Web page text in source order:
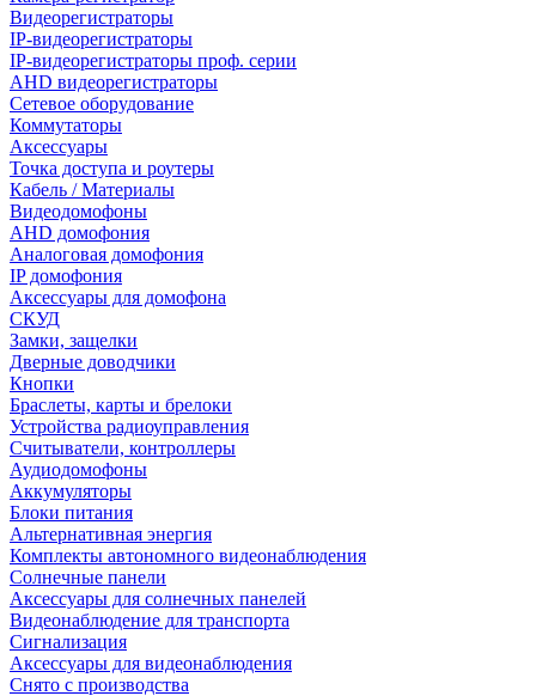
Видеорегистраторы
IP-видеорегистраторы
IP-видеорегистраторы проф. серии
AHD видеорегистраторы
Сетевое оборудование
Коммутаторы
Аксессуары
Точка доступа и роутеры
Кабель / Материалы
Видеодомофоны
AHD домофония
Аналоговая домофония
IP домофония
Аксессуары для домофона
СКУД
Замки, защелки
Дверные доводчики
Кнопки
Браслеты, карты и брелоки
Устройства радиоуправления
Считыватели, контроллеры
Аудиодомофоны
Аккумуляторы
Блоки питания
Альтернативная энергия
Комплекты автономного видеонаблюдения
Солнечные панели
Аксессуары для солнечных панелей
Видеонаблюдение для транспорта
Сигнализация
Аксессуары для видеонаблюдения
Снято с производства